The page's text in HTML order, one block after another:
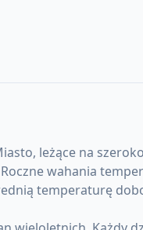
leżące na
wahania
temperaturę